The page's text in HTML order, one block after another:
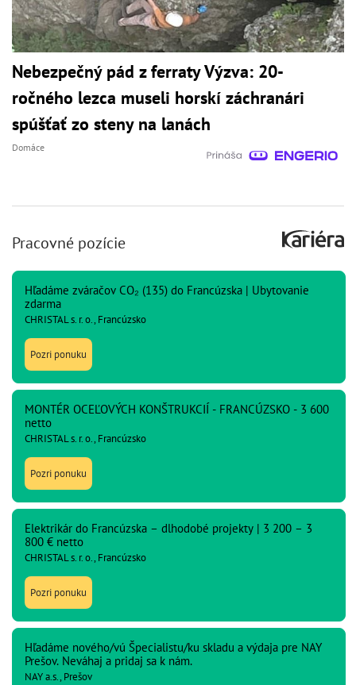
Nebezpečný pád z ferraty Výzva: 20-
ročného lezca museli horskí záchranári
spúšťať zo steny na lanách
Domáce
Pracovné pozície
Hľadáme zváračov CO₂ (135) do Francúzska | Ubytovanie
zdarma
CHRISTAL s. r. o., Francúzsko
Pozri ponuku
MONTÉR OCEĽOVÝCH KONŠTRUKCIÍ - FRANCÚZSKO - 3 600
netto
CHRISTAL s. r. o., Francúzsko
Pozri ponuku
Elektrikár do Francúzska – dlhodobé projekty | 3 200 – 3
800 € netto
CHRISTAL s. r. o., Francúzsko
Pozri ponuku
Hľadáme nového/vú Špecialistu/ku skladu a výdaja pre NAY
Prešov. Neváhaj a pridaj sa k nám.
NAY a.s., Prešov